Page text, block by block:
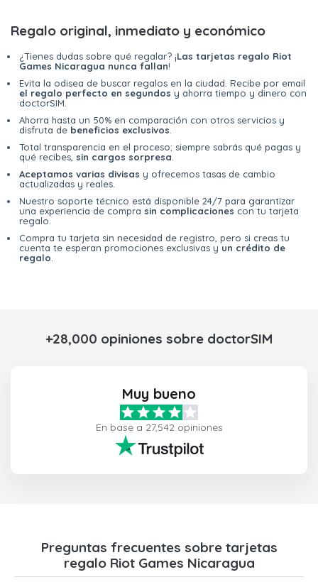
Regalo original, inmediato y económico
¿Tienes dudas sobre qué regalar? ¡Las tarjetas regalo Riot
Games Nicaragua nunca fallan!
Evita la odisea de buscar regalos en la ciudad. Recibe por email
el regalo perfecto en segundos y ahorra tiempo y dinero con
doctorSIM.
Ahorra hasta un 50% en comparación con otros servicios y
disfruta de beneficios exclusivos
Total transparencia en el proceso; siempre sabrás qué pagas y
qué recibes, sin cargos sorpresa
Aceptamos varias divisas y ofrecemos tasas de cambio
actualizadas y reales.
Nuestro soporte técnico está disponible 24/7 para garantizar
una experiencia de compra sin complicaciones con tu tarjeta
regalo.
Compra tu tarjeta sin necesidad de registro, pero si creas tu
cuenta te esperan promociones exclusivas y un crédito de
regalo
+28,000 opiniones sobre doctorSIM
Muy bueno
En base a 27,542 opiniones
Preguntas frecuentes sobre tarjetas
regalo Riot Games Nicaragua